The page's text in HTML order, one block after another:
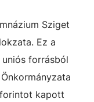
Sziget
Ez a
forrásból
forintot kapott